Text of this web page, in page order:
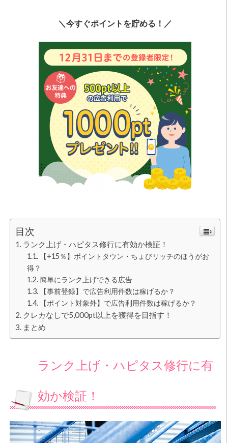
＼今すぐポイントを貯める！／
目次
ランク上げ・ハピタス修行に有効か検証！
【+15％】ポイントタウン・ちょびリッチのほうがお
得？
簡単にランク上げできる広告
【事前登録】で広告利用件数は稼げるか？
【ポイント対象外】で広告利用件数は稼げるか？
クレカなしで5,000pt以上を獲得を目指す！
まとめ
ランク上げ・ハピタス修行に有
効か検証！